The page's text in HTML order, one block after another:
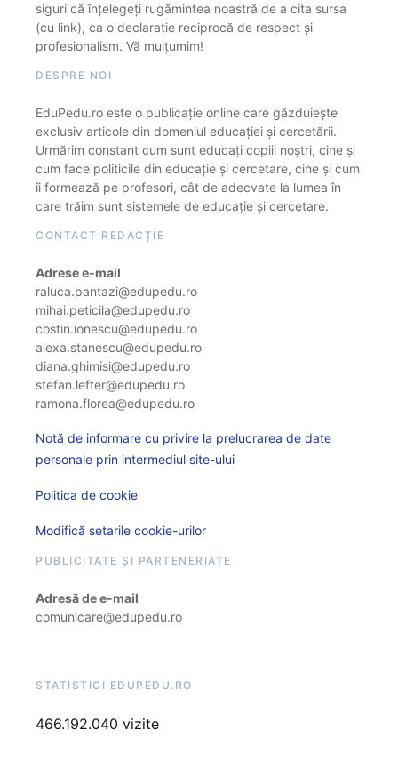
siguri că înțelegeți rugămintea noastră de a cita sursa
(cu link), ca o declarație reciprocă de respect și
profesionalism. Vă mulțumim!
DESPRE NOI
EduPedu.ro este o publicație online care găzduiește
exclusiv articole din domeniul educației și cercetării.
Urmărim constant cum sunt educați copiii noștri, cine și
cum face politicile din educație și cercetare, cine și cum
îi formează pe profesori, cât de adecvate la lumea în
care trăim sunt sistemele de educație și cercetare.
CONTACT REDACȚIE
Adrese e-mail
raluca.pantazi@edupedu.ro
mihai.peticila@edupedu.ro
costin.ionescu@edupedu.ro
alexa.stanescu@edupedu.ro
diana.ghimisi@edupedu.ro
stefan.lefter@edupedu.ro
ramona.florea@edupedu.ro
Notă de informare cu privire la prelucrarea de date
personale prin intermediul site-ului
Politica de cookie
Modifică setarile cookie-urilor
PUBLICITATE ȘI PARTENERIATE
Adresă de e-mail
comunicare@edupedu.ro
STATISTICI EDUPEDU.RO
466.192.040 vizite